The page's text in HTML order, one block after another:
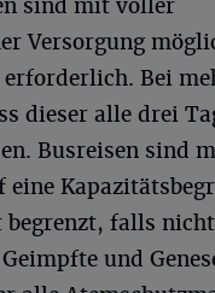
sind mit voller
Versorgung
Bei
dieser alle drei
Busreisen sind
eine
begrenzt, falls nicht
und